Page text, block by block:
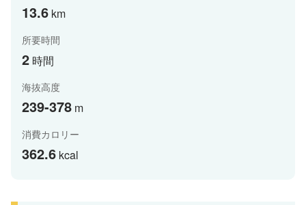
13.6 km
所要時間
2 時間
海抜高度
239-378 m
消費カロリー
362.6 kcal